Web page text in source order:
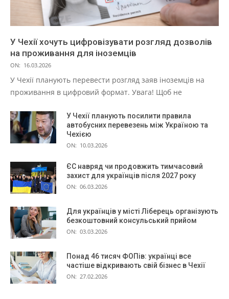
У Чехії хочуть цифровізувати розгляд дозволів
на проживання для іноземців
ON: 16.03.2026
У Чехії планують перевести розгляд заяв іноземців на
проживання в цифровий формат. Увага! Щоб не
У Чехії планують посилити правила
автобусних перевезень між Україною та
Чехією
ON: 10.03.2026
ЄС навряд чи продовжить тимчасовий
захист для українців після 2027 року
ON: 06.03.2026
Для українців у місті Ліберець організують
безкоштовний консульський прийом
ON: 03.03.2026
Понад 46 тисяч ФОПів: українці все
частіше відкривають свій бізнес в Чехії
ON: 27.02.2026